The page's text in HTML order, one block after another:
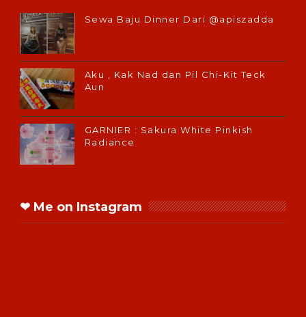
Sewa Baju Dinner Dari @apiszadda
Aku , Kak Nad dan Pil Chi-Kit Teck
Aun
GARNIER : Sakura White Pinkish
Radiance
❤ Me on Instagram